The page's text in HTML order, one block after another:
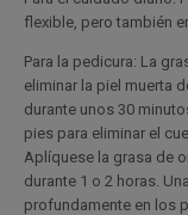
flexible, pero también
Para la pedicura: La
eliminar la piel muerta
durante unos 30
pies para eliminar el
Aplíquese la grasa de
durante 1 o 2 horas.
profundamente en los